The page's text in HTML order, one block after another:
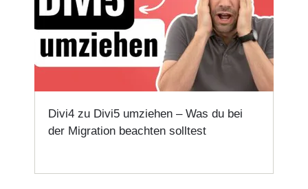
Divi4 zu Divi5 umziehen – Was du bei
der Migration beachten solltest